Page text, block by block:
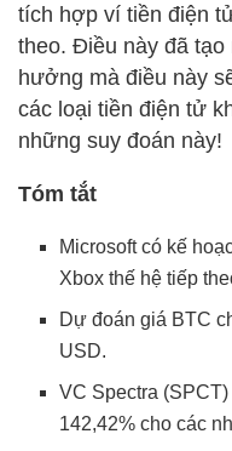
tích hợp ví tiền điện
theo. Điều này đã tạo
hưởng mà điều này
các loại tiền điện tử
những suy đoán này!
Tóm tắt
Microsoft có kế
Xbox thế hệ tiếp
Dự đoán giá BTC
USD.
VC Spectra
142,42% cho các